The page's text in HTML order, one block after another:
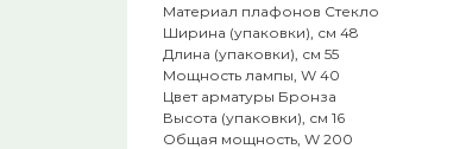
Материал плафонов Стекло
Ширина (упаковки), см 48
Длина (упаковки), см 55
Мощность лампы, W 40
Цвет арматуры Бронза
Высота (упаковки), см 16
Общая мощность, W 200